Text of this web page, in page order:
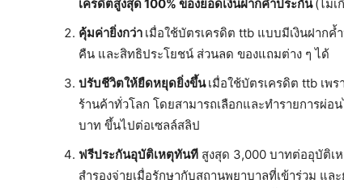
เครดิตสูงสุด100% ของยอดเงินฝากค้ำประกัน(ไม่เ
คุ้มค่ายิ่งกว่า เมื่อใช้บัตรเครดิต ttb แบบมีเงินฝากค้
คืน และสิทธิประโยชน์ ส่วนลด ของแถมต่าง ๆ ได้
ปรับชีวิตให้ยืดหยุดยิ่งขึ้นเมื่อใช้บัตรเครดิต ttb เพ
ร้านค้าทั่วโลก โดยสามารถเลือกและทำรายการผ่
บาท ขึ้นไปต่อเซลล์สลิป
ฟรีประกันอุบัติเหตุทันที สูงสุด 3,000 บาทต่ออุบัติเ
สำรองจ่ายเมื่อรักษากับสถานพยาบาลที่เข้าร่วม แล